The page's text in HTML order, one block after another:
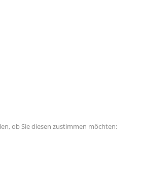
ob Sie diesen zustimmen möchten: